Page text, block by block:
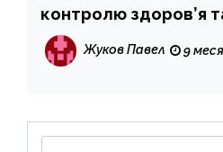
контролю здоров’я
у 2025
Жуков Павел 9